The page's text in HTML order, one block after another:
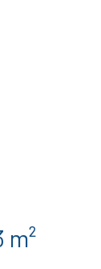
Maison 4 pièce(s) 3 chambre(s) 93 m²